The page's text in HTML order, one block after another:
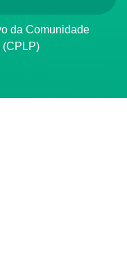
da Comunidade
(CPLP)